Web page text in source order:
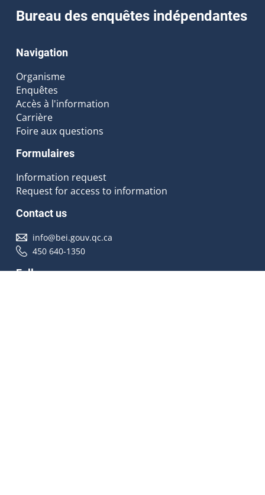
Bureau des enquêtes indépendantes
Navigation
Organisme
Enquêtes
Accès à l'information
Carrière
Foire aux questions
Formulaires
Information request
Request for access to information
Contact us
info@bei.gouv.qc.ca
450 640-1350
Follow us